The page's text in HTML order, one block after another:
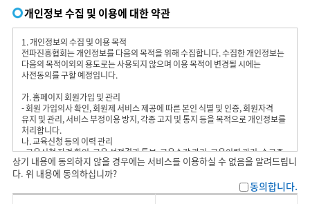
개인정보 수집 및 이용에 대한 약관
1. 개인정보의 수집 및 이용 목적
전파진흥협회는 개인정보를 다음의 목적을 위해 수집합니다. 수집한 개인정보는
다음의 목적이외의 용도로는 사용되지 않으며 이용 목적이 변경될 시에는
사전동의를 구할 예정입니다.
가. 홈페이지 회원가입 및 관리
- 회원 가입의사 확인, 회원제 서비스 제공에 따른 본인 식별 및 인증, 회원자격
유지 및 관리, 서비스 부정이용 방지, 각종 고지 및 통지 등을 목적으로 개인정보를
처리합니다.
나. 교육신청 등의 이력 관리
- 교육신청 자격 확인, 교육 선정결과 통보, 교육수강 관리, 교육이력 관리, 수료증
발급 관리 등을 목적으로 개인정보를 처리합니다.
다. 고객문의 관리
- 비회원 1:1문의 접수, 결과 통보 등을 목적으로 개인정보를 처리합니다.
상기 내용에 동의하지 않을 경우에는 서비스를 이용하실 수 없음을 알려드립니
다. 위 내용에 동의하십니까?
동의합니다.